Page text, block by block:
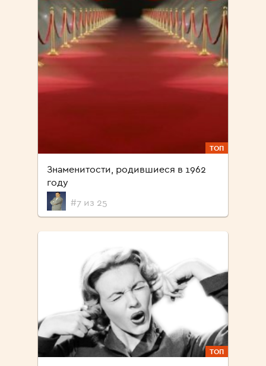
ТОП
Знаменитости, родившиеся в 1962
году
#7 из 25
ТОП